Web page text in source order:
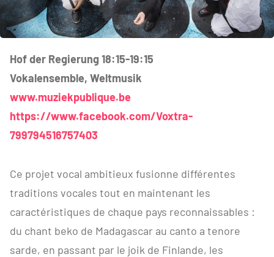
Hof der Regierung 18:15-19:15
Vokalensemble, Weltmusik
www.muziekpublique.be
https://www.facebook.com/Voxtra-
799794516757403
Ce projet vocal ambitieux fusionne différentes
traditions vocales tout en maintenant les
caractéristiques de chaque pays reconnaissables :
du chant beko de Madagascar au canto a tenore
sarde, en passant par le joik de Finlande, les